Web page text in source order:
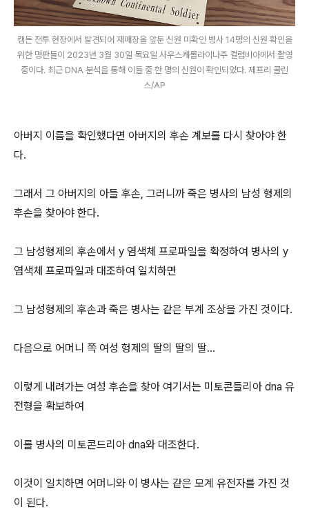
캠든 전투 현장에서 발견되어 재매장을 앞둔 신원 미확인 병사 14명의 신원 확인을
위한 명판들이 2023년 3월 30일 목요일 사우스캐롤라이나주 컬럼비아에서 촬영
중이다. 최근 DNA 분석을 통해 이들 중 한 명의 신원이 확인되었다. 제프리 콜린
스/AP
아버지 이름을 확인했다면 아버지의 후손 계보를 다시 찾아야 한
다.
그래서 그 아버지의 아들 후손, 그러니까 죽은 병사의 남성 형제의
후손을 찾아야 한다.
그 남성형제의 후손에서 y 염색체 프로파일을 확정하여 병사의 y
염색체 프로파일과 대조하여 일치하면
그 남성형제의 후손과 죽은 병사는 같은 부계 조상을 가진 것이다.
다음으로 어머니 쪽 여성 헝제의 딸의 딸의 딸...
이렇게 내려가는 여성 후손을 찾아 여기서는 미토콘들리아 dna 유
전형을 확보하여
이를 병사의 미토콘드리아 dna와 대조한다.
이것이 일치하면 어머니와 이 병사는 같은 모계 유전자를 가진 것
이 된다.